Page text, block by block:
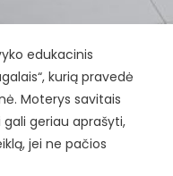
edukacinis
kurią pravedė
Moterys savitais
gali geriau aprašyti,
jei ne pačios